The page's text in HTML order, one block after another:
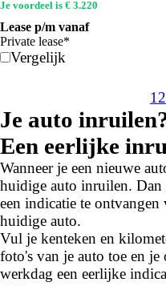
Je voordeel is € 3.220
Lease p/m vanaf
Private lease*
Vergelijk
12
Je auto
Een eerlijke
Wanneer je een nieuwe
huidige auto inruilen.
een indicatie te
huidige auto.
Vul je kenteken en
foto's van je auto toe en je
werkdag een eerlijke